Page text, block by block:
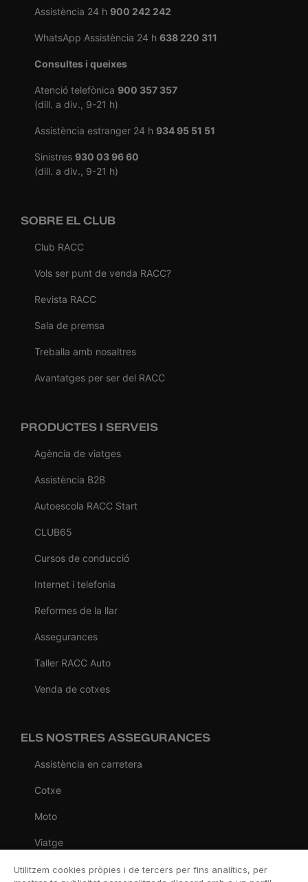
Assistència 24 h 900 242 242
WhatsApp Assistència 24 h 638 220 311
Consultes i queixes
Atenció telefònica 900 357 357
(dill. a div., 9-21 h)
Assistència estranger 24 h 934 95 51 51
Sinistres 930 03 96 60
(dill. a div., 9-21 h)
SOBRE EL CLUB
Club RACC
Vols ser punt de venda RACC?
Revista RACC
Sala de premsa
Treballa amb nosaltres
Avantatges per ser del RACC
PRODUCTES I SERVEIS
Agència de viatges
Assistència B2B
Autoescola RACC Start
CLUB65
Cursos de conducció
Internet i telefonia
Reformes de la llar
Assegurances
Taller RACC Auto
Venda de cotxes
ELS NOSTRES ASSEGURANCES
Assistència en carretera
Cotxe
Moto
Viatge
Llar
Utilitzem cookies pròpies i de tercers per fins analítics, per